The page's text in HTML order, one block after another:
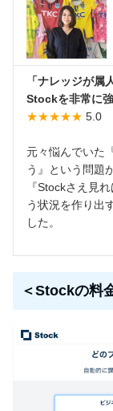
「ナレッジが属
Stockを非常に
★★★★★ 5.0
元々悩んでいた
う』という問題
『Stockさえ見
う状況を作り出
した。
＜Stockの料